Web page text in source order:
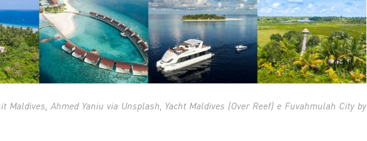
Maldives, Ahmed Yaniu via Unsplash, Yacht Maldives (Over Reef) e Fuvahmulah City by